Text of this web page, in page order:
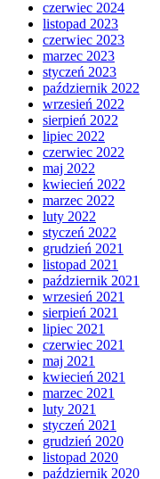
czerwiec 2024
listopad 2023
czerwiec 2023
marzec 2023
styczeń 2023
październik 2022
wrzesień 2022
sierpień 2022
lipiec 2022
czerwiec 2022
maj 2022
kwiecień 2022
marzec 2022
luty 2022
styczeń 2022
grudzień 2021
listopad 2021
październik 2021
wrzesień 2021
sierpień 2021
lipiec 2021
czerwiec 2021
maj 2021
kwiecień 2021
marzec 2021
luty 2021
styczeń 2021
grudzień 2020
listopad 2020
październik 2020